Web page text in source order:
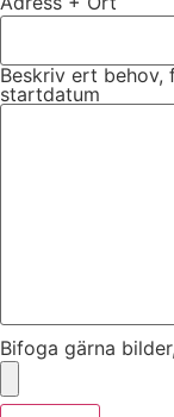
Beskriv ert behov,
startdatum
Bifoga gärna